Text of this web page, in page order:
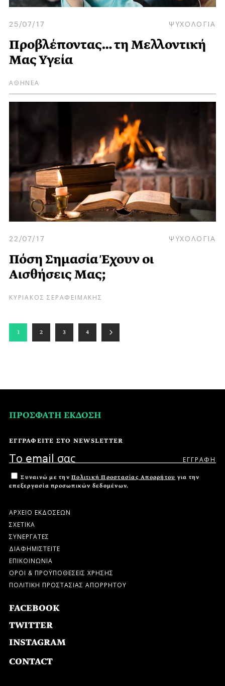
25/07/17 ΨΥΧΟΛΟΓΙΑ
Προβλέποντας… τη Μελλοντική
Μας Υγεία
ΑΘΗΝΕΑ
22/07/17 ΨΥΧΟΛΟΓΙΑ
Πόση Σημασία Έχουν οι
Αισθήσεις Μας;
ΚΥΡΙΑΚΟΣ ΣΕΡΑΦΕΙΜΑΚΗΣ
1 2 3 4
ΠΡΟΣΦΑΤΗ ΕΚΔΟΣΗ
ΕΓΓΡΑΦΕΙΤΕ ΣΤΟ NEWSLETTER
Συναινώ με την Πολιτική Προστασίας Απορρήτου για την
επεξεργασία προσωπικών δεδομένων.
ΑΡΧΕΙΟ ΕΚΔΟΣΕΩΝ
ΣΧΕΤΙΚΑ
ΣΥΝΕΡΓΑΤΕΣ
ΔΙΑΦΗΜΙΣΤΕΙΤΕ
ΕΠΙΚΟΙΝΩΝΙΑ
ΟΡΟΙ & ΠΡΟΫΠΟΘΕΣΕΙΣ ΧΡΗΣΗΣ
ΠΟΛΙΤΙΚΗ ΠΡΟΣΤΑΣΙΑΣ ΑΠΟΡΡΗΤΟΥ
FACEBOOK
TWITTER
INSTAGRAM
CONTACT